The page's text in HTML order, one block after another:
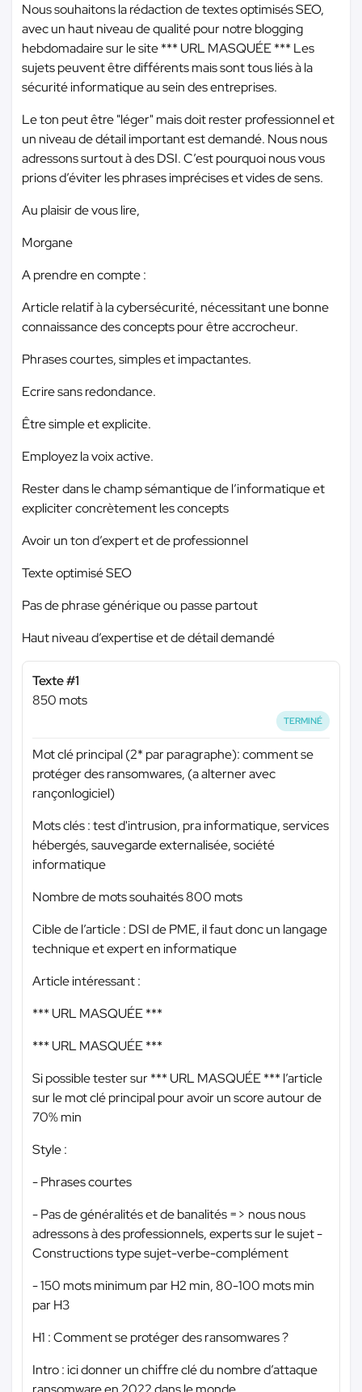
Nous souhaitons la rédaction de textes optimisés SEO,
avec un haut niveau de qualité pour notre blogging
hebdomadaire sur le site*** URL MASQUÉE *** Les
sujets peuvent être différents mais sont tous liés à la
sécurité informatique au sein des entreprises.
Le ton peut être "léger" mais doit rester professionnel et
un niveau de détail important est demandé. Nous nous
adressons surtout à des DSI. C’est pourquoi nous vous
prions d’éviter les phrases imprécises et vides de sens.
Au plaisir de vous lire,
Morgane
A prendre en compte :
Article relatif à la cybersécurité, nécessitant une bonne
connaissance des concepts pour être accrocheur.
Phrases courtes, simples et impactantes.
Ecrire sans redondance.
Être simple et explicite.
Employez la voix active.
Rester dans le champ sémantique de l’informatique et
expliciter concrètement les concepts
Avoir un ton d’expert et de professionnel
Texte optimisé SEO
Pas de phrase générique ou passe partout
Haut niveau d’expertise et de détail demandé
Texte #1
850 mots
TERMINÉ
Mot clé principal (2* par paragraphe): comment se
protéger des ransomwares, (a alterner avec
rançonlogiciel)
Mots clés : test d'intrusion, pra informatique, services
hébergés, sauvegarde externalisée, société
informatique
Nombre de mots souhaités 800 mots
Cible de l’article : DSI de PME, il faut donc un langage
technique et expert en informatique
Article intéressant :
*** URL MASQUÉE ***
*** URL MASQUÉE ***
Si possible tester sur*** URL MASQUÉE *** l’article
sur le mot clé principal pour avoir un score autour de
70% min
Style :
- Phrases courtes
- Pas de généralités et de banalités => nous nous
adressons à des professionnels, experts sur le sujet -
Constructions type sujet-verbe-complément
- 150 mots minimum par H2 min, 80-100 mots min
par H3
H1 : Comment se protéger des ransomwares ?
Intro : ici donner un chiffre clé du nombre d’attaque